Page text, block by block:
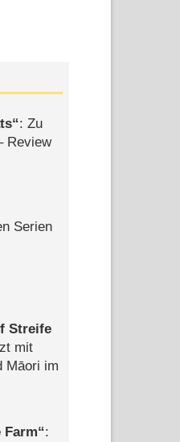
: Zu
Review
Serien
Streife
mit
Māori im
Farm :